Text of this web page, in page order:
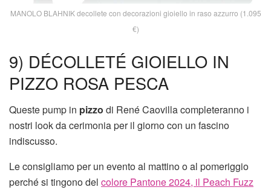
MANOLO BLAHNIK decollete con decorazioni gioiello in raso azzurro (1.095
€)
9) DÉCOLLETÉ GIOIELLO IN
PIZZO ROSA PESCA
Queste pump in pizzo di René Caovilla completeranno i
nostri look da cerimonia per il giorno con un fascino
indiscusso.
Le consigliamo per un evento al mattino o al pomeriggio
perché si tingono del colore Pantone 2024, il Peach Fuzz